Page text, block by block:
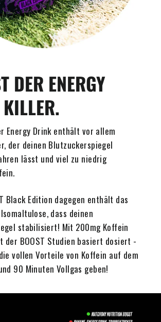
DER ENERGY
Energy Drink enthält vor allem
der deinen Blutzuckerspiegel
lässt und viel zu niedrig
Black Edition dagegen enthält das
dass deinen
stabilisiert! Mit 200mg Koffein
der BOOST Studien basiert dosiert -
vollen Vorteile von Koffein auf dem
90 Minuten Vollgas geben!